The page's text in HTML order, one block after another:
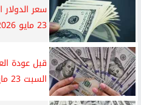
سعر
23 مايو 2026 في البنك...
قبل عودة
السبت 23 مايو 2026 في...